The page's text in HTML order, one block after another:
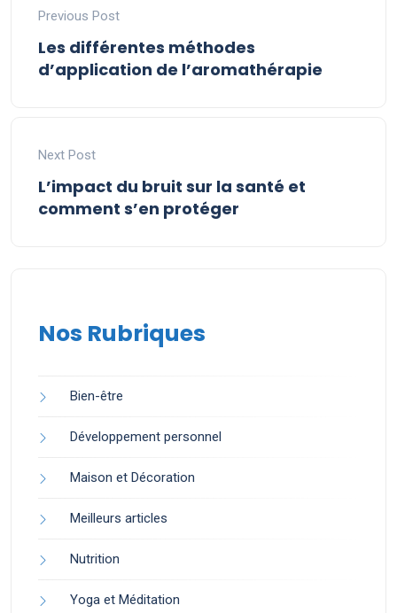
Previous Post
Les différentes méthodes
d’application de l’aromathérapie
Next Post
L’impact du bruit sur la santé et
comment s’en protéger
Nos Rubriques
Bien-être
Développement personnel
Maison et Décoration
Meilleurs articles
Nutrition
Yoga et Méditation